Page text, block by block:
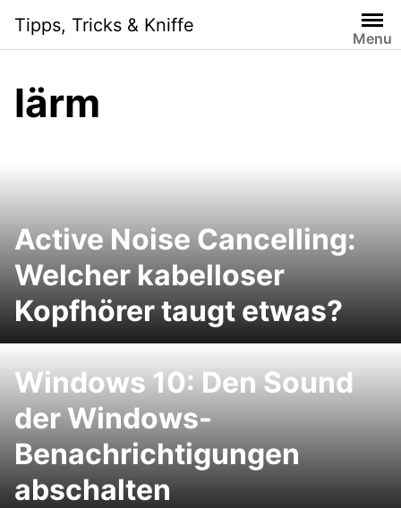
content
Tipps, Tricks & Kniffe
Menu
lärm
Active Noise Cancelling:
Welcher kabelloser
Kopfhörer taugt etwas?
Windows 10: Den Sound
der Windows-
Benachrichtigungen
abschalten